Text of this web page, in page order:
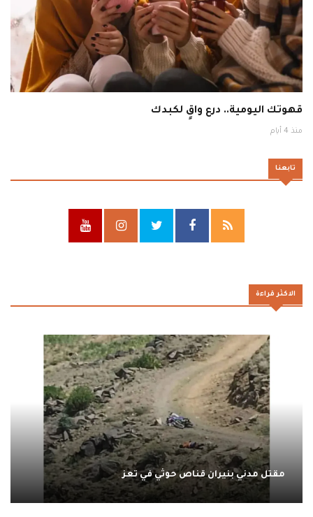
قهوتك اليومية.. درع واقٍ لكبدك
منذ 4 أيام
تابعنا
الاكثر قراءة
مقتل مدني بنيران قناص حوثي في تعز